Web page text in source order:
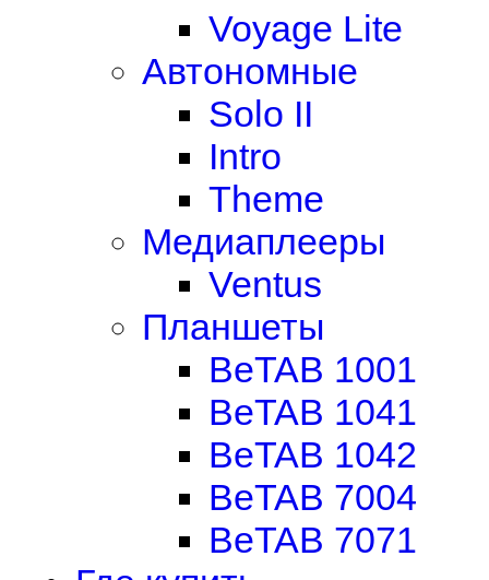
Voyage Lite
Автономные
Solo II
Intro
Theme
Медиаплееры
Ventus
Планшеты
BeTAB 1001
BeTAB 1041
BeTAB 1042
BeTAB 7004
BeTAB 7071